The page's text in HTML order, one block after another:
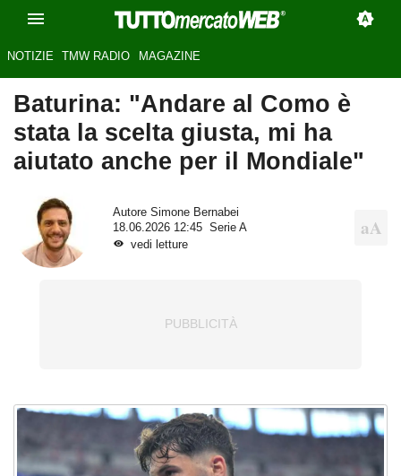
NOTIZIE TMW RADIO MAGAZINE
Baturina: "Andare al Como è
stata la scelta giusta, mi ha
aiutato anche per il Mondiale"
Autore Simone Bernabei
18.06.2026 12:45
Serie A
vedi letture